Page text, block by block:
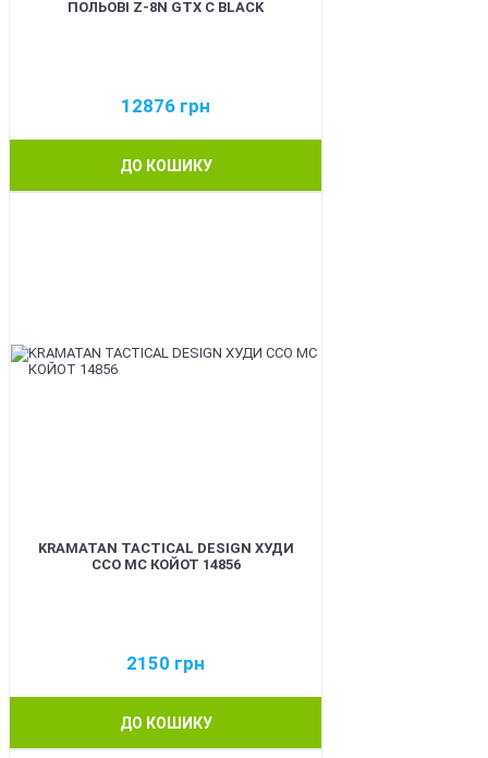
ПОЛЬОВІ Z-8N GTX C BLACK
12876 грн
ДО КОШИКУ
KRAMATAN TACTICAL DESIGN ХУДИ
ССО МС КОЙОТ 14856
2150 грн
ДО КОШИКУ